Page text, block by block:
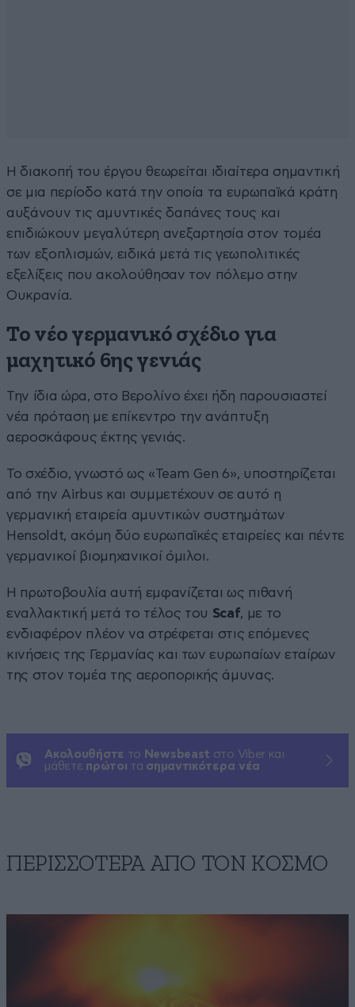
Η διακοπή του έργου θεωρείται ιδιαίτερα σημαντική
σε μια περίοδο κατά την οποία τα ευρωπαϊκά κράτη
αυξάνουν τις αμυντικές δαπάνες τους και
επιδιώκουν μεγαλύτερη ανεξαρτησία στον τομέα
των εξοπλισμών, ειδικά μετά τις γεωπολιτικές
εξελίξεις που ακολούθησαν τον πόλεμο στην
Ουκρανία.
Το νέο γερμανικό σχέδιο για
μαχητικό 6ης γενιάς
Την ίδια ώρα, στο Βερολίνο έχει ήδη παρουσιαστεί
νέα πρόταση με επίκεντρο την ανάπτυξη
αεροσκάφους έκτης γενιάς.
Το σχέδιο, γνωστό ως «Team Gen 6», υποστηρίζεται
από την Airbus και συμμετέχουν σε αυτό η
γερμανική εταιρεία αμυντικών συστημάτων
Hensoldt, ακόμη δύο ευρωπαϊκές εταιρείες και πέντε
γερμανικοί βιομηχανικοί όμιλοι.
Η πρωτοβουλία αυτή εμφανίζεται ως πιθανή
εναλλακτική μετά το τέλος του Scaf, με το
ενδιαφέρον πλέον να στρέφεται στις επόμενες
κινήσεις της Γερμανίας και των ευρωπαίων εταίρων
της στον τομέα της αεροπορικής άμυνας.
Ακολουθήστε το Newsbeast στο Viber και
μάθετε πρώτοι τα σημαντικότερα νέα
ΠΕΡΙΣΣΟΤΕΡΑ ΑΠΟ ΤΟΝ ΚΟΣΜΟ